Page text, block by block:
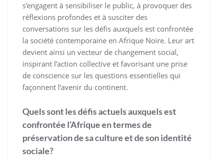
s’engagent à sensibiliser le public, à provoquer des
réflexions profondes et à susciter des
conversations sur les défis auxquels est confrontée
la société contemporaine en Afrique Noire. Leur art
devient ainsi un vecteur de changement social,
inspirant l’action collective et favorisant une prise
de conscience sur les questions essentielles qui
façonnent l’avenir du continent.
Quels sont les défis actuels auxquels est
confrontée l’Afrique en termes de
préservation de sa culture et de son identité
sociale?